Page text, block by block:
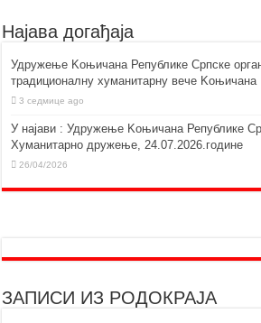
Најава догађаја
Удружење Kоњичана Републике Српске
традиционалну хуманитарну вече Kоњичана
3 седмице ago
У најави : Удружење Kоњичана Републике
Хуманитарно дружење, 24.07.2026.године
26/04/2026
ЗАПИСИ ИЗ РОДОКРАЈА